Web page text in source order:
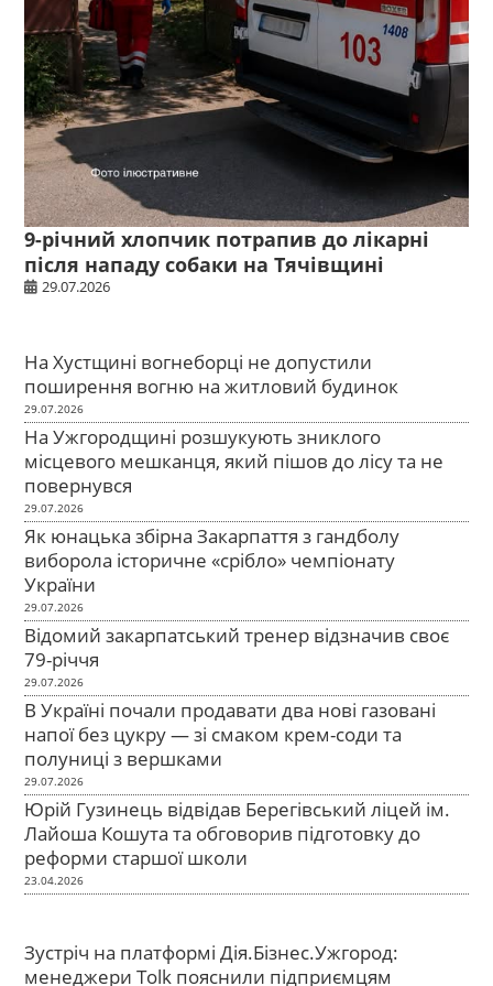
9-річний хлопчик потрапив до лікарні
після нападу собаки на Тячівщині
29.07.2026
На Хустщині вогнеборці не допустили
поширення вогню на житловий будинок
29.07.2026
На Ужгородщині розшукують зниклого
місцевого мешканця, який пішов до лісу та не
повернувся
29.07.2026
Як юнацька збірна Закарпаття з гандболу
виборола історичне «срібло» чемпіонату
України
29.07.2026
Відомий закарпатський тренер відзначив своє
79-річчя
29.07.2026
В Україні почали продавати два нові газовані
напої без цукру — зі смаком крем-соди та
полуниці з вершками
29.07.2026
Юрій Гузинець відвідав Берегівський ліцей ім.
Лайоша Кошута та обговорив підготовку до
реформи старшої школи
23.04.2026
Зустріч на платформі Дія.Бізнес.Ужгород:
менеджери Tolk пояснили підприємцям